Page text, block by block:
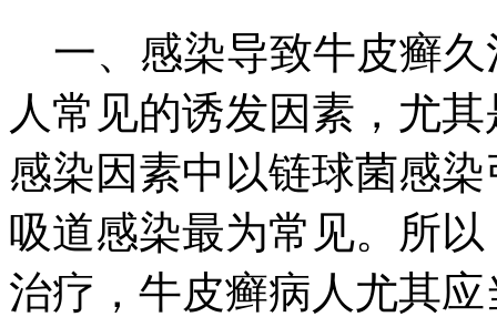
一、感染导致牛皮癣久
人常见的诱发因素，尤
感染因素中以链球菌感
吸道感染最为常见。所
治疗，牛皮癣病人尤其